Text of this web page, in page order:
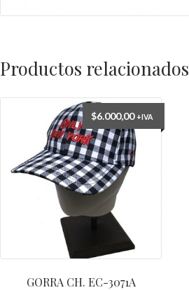
Productos relacionados
GORRA CH. EC-3071A
$6.000,00 +IVA